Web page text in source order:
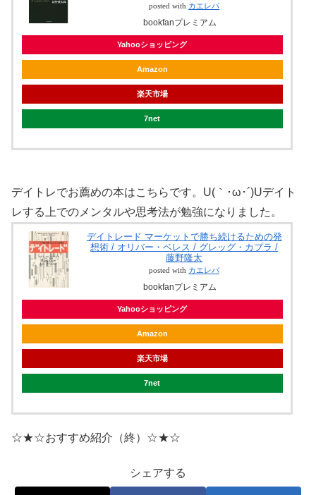
posted with カエレバ
bookfanプレミアム
Yahooショッピング
Amazon
楽天市場
7net
デイトレでお薦めの本はこちらです。U(｀･ω･´)Uデイト
レする上でのメンタルや思考法が勉強になりました。
デイトレード マーケットで勝ち続けるための発
想術 / オリバー・ベレス / グレッグ・カプラ /
藤野隆太
posted with カエレバ
bookfanプレミアム
Yahooショッピング
Amazon
楽天市場
7net
☆★☆おすすめ紹介（終）☆★☆
シェアする